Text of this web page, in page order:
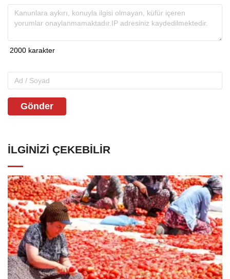
Gönder
İLGINIZI ÇEKEBILIR